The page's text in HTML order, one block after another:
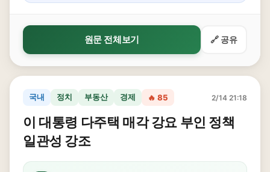
원문 전체보기 🔗 공유
국내 정치 부동산 경제 🔥 85 2/14 21:18
이 대통령 다주택 매각 강요 부인 정책
일관성 강조